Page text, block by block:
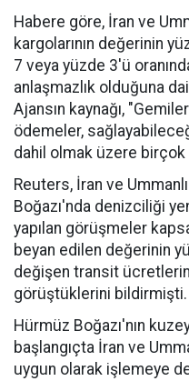
Habere göre, İran ve
kargolarının değerinin
7 veya yüzde 3'ü
anlaşmazlık olduğuna
Ajansın kaynağı,
ödemeler,
dahil olmak üzere birçok
Reuters, İran ve
Boğazı'nda denizciliği
yapılan görüşmeler
beyan edilen değerinin
değişen transit
görüştüklerini bildirmişti.
Hürmüz Boğazı'nın
başlangıçta İran ve
uygun olarak işlemeye